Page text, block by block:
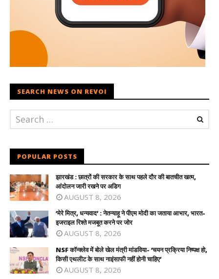
SEARCH NEWS ON REVOI
POPULAR POSTS
झारखंड : छात्रों की सरकार के साथ पहले दौर की बातचीत खत्म,
आंदोलन जारी रखने पर अडिग
AUGUST 8, 2026
‘मेरे मित्र, धन्यवाद’ : नेतन्याहू ने पीएम मोदी का जताया आभार, भारत-
इजराइल रिश्ते मजबूत करने पर जोर
AUGUST 8, 2026
NSF कॉन्क्लेव में बोले खेल मंत्री मांडविया- ‘चयन प्रक्रिया निष्पक्ष हो,
किसी एथलीट के साथ नाइंसाफी नहीं होनी चाहिए’
AUGUST 8, 2026